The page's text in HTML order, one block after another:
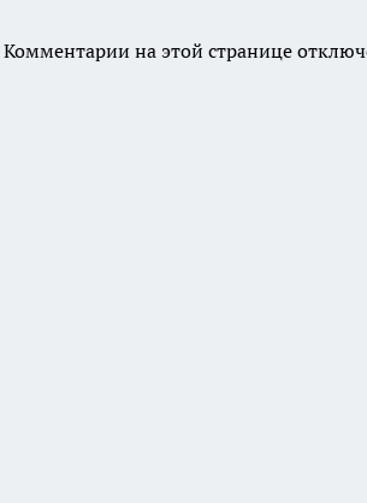
Комментарии на этой странице